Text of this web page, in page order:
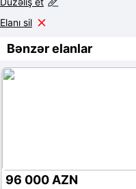
Elanı sil
Bənzər elanlar
96 000 AZN